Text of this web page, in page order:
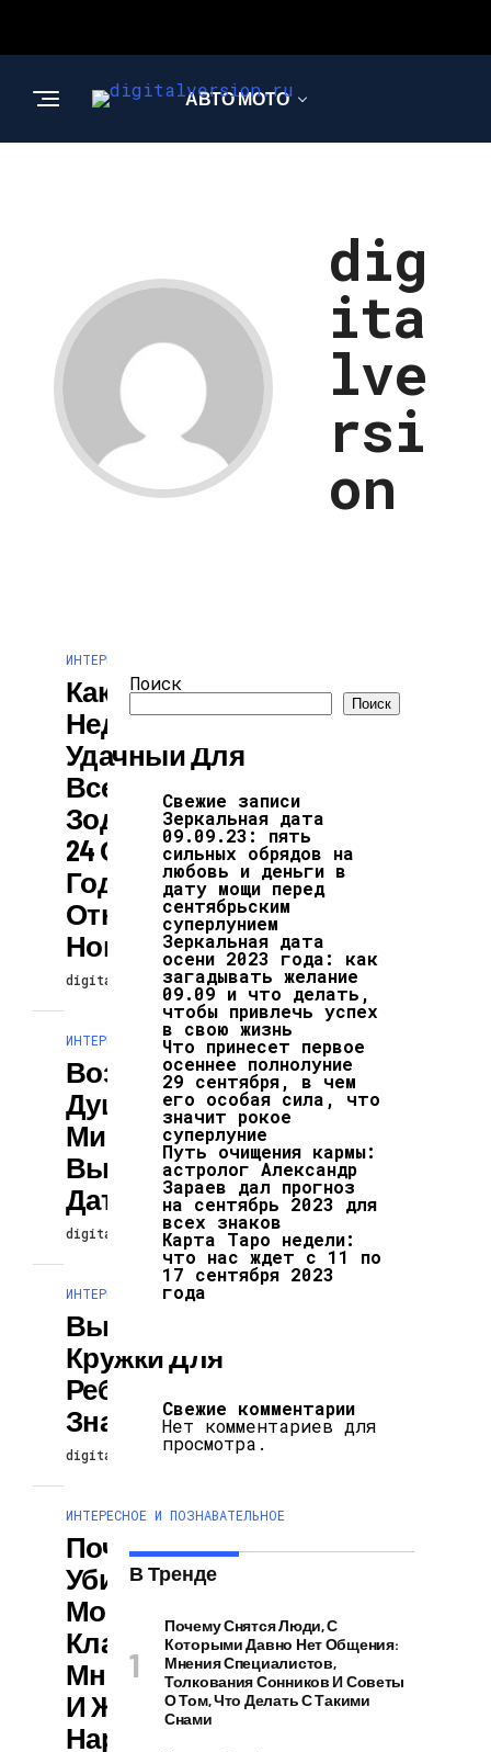
АВТО МОТО
dig
ita
lve
rsi
on
ИНТЕРЕСНОЕ И ПОЗНАВАТЕЛЬНОЕ
Какой День
Недели Самый
Удачный Для
Всех Знаков
Зодиака С 18 По
24 Сентября 2023
Года Для Денег,
Отношений И
Новых Дел
digitalversion 13.04.2024
ИНТЕРЕСНОЕ И ПОЗНАВАТЕЛЬНОЕ
Возраст Твоей
Души И Ее
Миссия:
Вычисляем По
Дате Рождения
digitalversion 13.04.2024
ИНТЕРЕСНОЕ И ПОЗНАВАТЕЛЬНОЕ
Выбираем
Кружки Для
Ребенка По
Знаку Зодиака
digitalversion 13.04.2024
ИНТЕРЕСНОЕ И ПОЗНАВАТЕЛЬНОЕ
Почему Нельзя
Убирать Чужую
Могилу На
Кладбище:
Мнение Церкви
И Жуткие
Народные
Поиск
Поиск
Свежие записи
Зеркальная дата
09.09.23: пять
сильных обрядов на
любовь и деньги в
дату мощи перед
сентябрьским
суперлунием
Зеркальная дата
осени 2023 года: как
загадывать желание
09.09 и что делать,
чтобы привлечь успех
в свою жизнь
Что принесет первое
осеннее полнолуние
29 сентября, в чем
его особая сила, что
значит рокое
суперлуние
Путь очищения кармы:
астролог Александр
Зараев дал прогноз
на сентябрь 2023 для
всех знаков
Карта Таро недели:
что нас ждет с 11 по
17 сентября 2023
года
Свежие комментарии
Нет комментариев для
просмотра.
В Тренде
Почему Снятся Люди, С
Которыми Давно Нет Общения:
Мнения Специалистов,
Толкования Сонников И Советы
О Том, Что Делать С Такими
Снами